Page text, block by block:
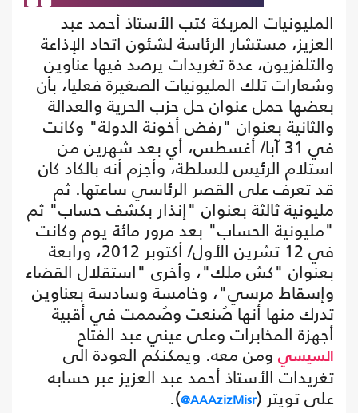
المليونيات المربكة كتب الأستاذ أحمد عبد
العزيز، مستشار الرئاسة لشئون اتحاد الإذاعة
والتلفزيون، عدة تغريدات يرصد فيها عناوين
وشعارات تلك المليونيات الصغيرة فعليا، بأن
بعضها حمل عنوان حل حزب الحرية والعدالة
والثانية بعنوان "رفض أخونة الدولة" وكانت
في 31 آبا/ أغسطس، أي بعد شهرين من
استلام الرئيس للسلطة، وأجزم أنه بالكاد كان
قد تعرف على القصر الرئاسي ساعتها. ثم
مليونية ثالثة بعنوان "إنذار بكشف حساب" ثم
"مليونية الحساب" بعد مرور مائة يوم وكانت
في 12 تشرين الأول/ أكتوبر 2012، ورابعة
بعنوان "كش ملك"، وأخرى "استقلال القضاء
وإسقاط مرسي"، وخامسة وسادسة بعناوين
تدرك منها أنها صُنعت وصُممت في أقبية
أجهزة المخابرات وعلى عيني عبد الفتاح
السيسي ومن معه. ويمكنكم العودة الى
تغريدات الأستاذ أحمد عبد العزيز عبر حسابه
على تويتر (AAAzizMisr@
).